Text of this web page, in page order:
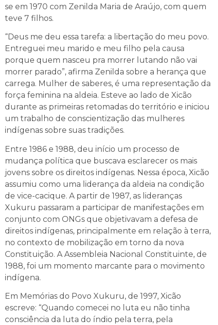
se em 1970 com Zenilda Maria de Araújo, com quem
teve 7 filhos.
“Deus me deu essa tarefa: a libertação do meu povo.
Entreguei meu marido e meu filho pela causa
porque quem nasceu pra morrer lutando não vai
morrer parado”, afirma Zenilda sobre a herança que
carrega. Mulher de saberes, é uma representação da
força feminina na aldeia. Esteve ao lado de Xicão
durante as primeiras retomadas do território e iniciou
um trabalho de conscientização das mulheres
indígenas sobre suas tradições.
Entre 1986 e 1988, deu início um processo de
mudança política que buscava esclarecer os mais
jovens sobre os direitos indígenas. Nessa época, Xicão
assumiu como uma liderança da aldeia na condição
de vice-cacique. A partir de 1987, as lideranças
Xukuru passaram a participar de manifestações em
conjunto com ONGs que objetivavam a defesa de
direitos indígenas, principalmente em relação à terra,
no contexto de mobilização em torno da nova
Constituição. A Assembleia Nacional Constituinte, de
1988, foi um momento marcante para o movimento
indígena.
Em Memórias do Povo Xukuru, de 1997, Xicão
escreve: “Quando comecei no luta eu não tinha
consciência da luta do índio pela terra, pela